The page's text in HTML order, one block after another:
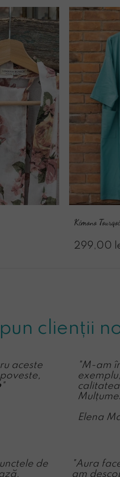
aceste
clienții
de
"M-am
Elena
"Aura
am
Kimono
299,00